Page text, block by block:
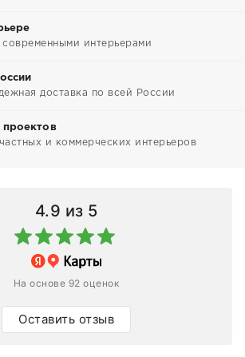
интерьерами
доставка по всей России
проектов
и коммерческих интерьеров
4.9 из 5
На основе 92 оценок
Оставить отзыв